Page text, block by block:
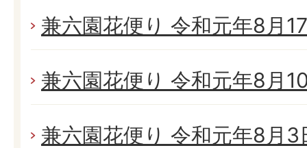
兼六園花便り 令和元年8月
兼六園花便り 令和元年8月
兼六園花便り 令和元年8月3